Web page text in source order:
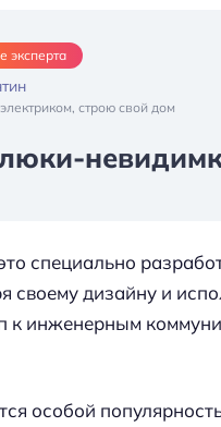
эксперта
строю свой дом
специально
своему дизайну и
к инженерным
особой